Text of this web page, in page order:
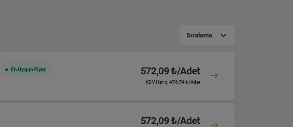
Sıralama
En Uygun Fiyat 572,09 ₺/Adet
KDV Hariç: 476,74 ₺/Adet
572,09 ₺/Adet